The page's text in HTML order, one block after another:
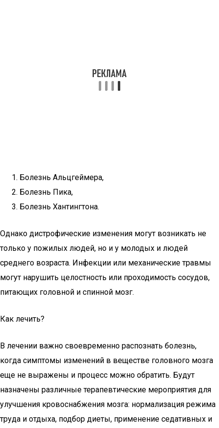
Болезнь Альцгеймера,
Болезнь Пика,
Болезнь Хантингтона.
Однако дистрофические изменения могут возникать не
только у пожилых людей, но и у молодых и людей
среднего возраста. Инфекции или механические травмы
могут нарушить целостность или проходимость сосудов,
питающих головной и спинной мозг.
Как лечить?
В лечении важно своевременно распознать болезнь,
когда симптомы изменений в веществе головного мозга
еще не выражены и процесс можно обратить. Будут
назначены различные терапевтические мероприятия для
улучшения кровоснабжения мозга: нормализация режима
труда и отдыха, подбор диеты, применение седативных и